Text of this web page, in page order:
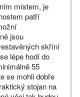
místem, je
patří
jsou
skříní
lépe hodí do
55
se mohli dobře
stojan na